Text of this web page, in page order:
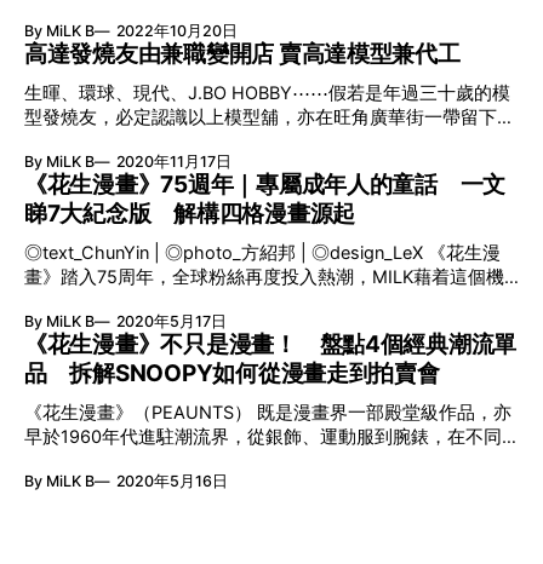
當選！在一個古老國度裡，每個節目均有專屬城鎮，而南瓜王
JACK每年會為萬聖節費盡心思。可惜日子久了，JACK對一成
不變的慶祝方式感到厭倦，正當懊惱之際意外闖進聖誕節鎮，
於是決定創造一個充滿萬聖節風格的聖誕節，更因此綁架了聖
誕老人⋯⋯ 由於監製TIM BURTON同時喜歡萬聖節和聖誕
節，加上受到電視的聖誕特備節目所影響，故把兩者節日元素
與怪誕風格融合一起，定下暗黑調子的雛形。任職迪士尼期
間，TIM BURTON希望製成動畫，但被當時作風保守的管理層
拒絕，直至他在電影圈大放異彩後才引起對方的興趣。 定格
動畫的藝術巔峰：耗時3年動用逾400個頭雕 時至今天，
JACK、SALLY、ZERO等更成為家喻戶曉的萬聖節代表角色。
持以複雜的定格動畫技術製作。拍攝團隊由過百位藝術家與技
術人員所組成，動
By MiLK B 2022年10月20日
高達發燒友由兼職變開店 賣高達模型兼代工
生暉、環球、現代、J.BO HOBBY⋯⋯假若是年過三十歲的模
型發燒友，必定認識以上模型舖，亦在旺角廣華街一帶留下不
名而來的朝聖地，近年已有不少老字號基於各種原因撒離或結
束營業。KENJI在學時期便已在這條「模型街」當兼職，到今
天已成為人父的他更重返原址開設自己的模型舖，無疑見証這
◎design_LeX 旺角廣華街一號仁安大廈地下8B鋪 3705 9350
@mr.modeler @mr.modeler2017 放棄全職開高達模型店 「從
前廣華街附近一帶都是模型舖，不過早年有些因為無法應付高
昂租金而搬遷，或是退休轉行而索性結業，後來便出現很多
WARGAME用品公司，現在則是從尖沙咀或其他地區進駐而來
的錶舖。」正當不少模型或玩具店轉戰樓上舖，已有三名子女
的KENJI卻毅然放棄穩定工作，以地舖形式開設模型舖，既延
續童年的嗜好，又想趁機會過第二人生。「小學時在舅父的耳
系列的雙頭龍高達，亦喜歡《GUND
By MiLK B 2020年11月17日
《花生漫畫》75週年｜專屬成年人的童話 一文
睇7大紀念版 解構四格漫畫源起
◎text_ChunYin | ◎photo_方紹邦 | ◎design_LeX 《花生漫
畫》踏入75周年，全球粉絲再度投入熱潮，MILK藉着這個機
的紀念典藏版及相關書籍。 今天我們可以透過不同渠道接觸
和欣賞《花生漫畫》（PEANUTS）作品，而CHARLES M.
SCHULZ筆下的SNOOPY、WOODSTOCK、CHARLIE
BROWN、LUCY等亦成為受歡迎的經典角色，甚至乎化身品
牌代言人和FANS們收藏的商品……其實這一切都是起源自被譽
為「第九藝術」的漫畫，今回就讓我們從紙上的四格再次認識
這部漫畫經典。 四格漫畫的起承轉合 早於十八至十九世紀，
漫畫已刊登在不同國家的報紙或雜誌裡，除了提升刊物的發行
By MiLK B 2020年5月17日
《花生漫畫》不只是漫畫！ 盤點4個經典潮流單
品 拆解SNOOPY如何從漫畫走到拍賣會
《花生漫畫》（PEAUNTS） 既是漫畫界一部殿堂級作品，亦
早於1960年代進駐潮流界，從銀飾、運動服到腕錶，在不同
NASA太空任務的吉祥物SNOOPY帶到腕錶設計中，推出了經
By MiLK B 2020年5月16日